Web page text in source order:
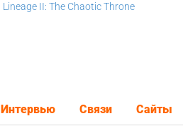
Lineage II: The Chaotic Throne
Интервью Связи Сайты